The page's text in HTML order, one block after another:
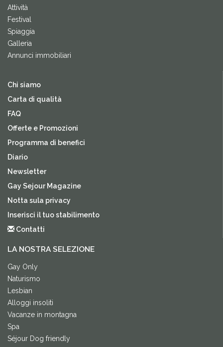
Attività
Festival
Spiaggia
Galleria
Annunci immobiliari
Chi siamo
Carta di qualità
FAQ
Offerte e Promozioni
Programma di benefici
Diario
Newsletter
Gay Sejour Magazine
Notta sula privacy
Inserisci il tuo stabilimento
Contatti
LA NOSTRA SELEZIONE
Gay Only
Naturismo
Lesbian
Alloggi insoliti
Vacanze in montagna
Spa
Séjour Dog friendly